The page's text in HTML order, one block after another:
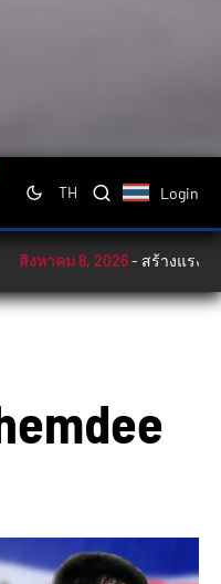
TH Login
สิงหาคม 8, 2026-สร้างแรงบั